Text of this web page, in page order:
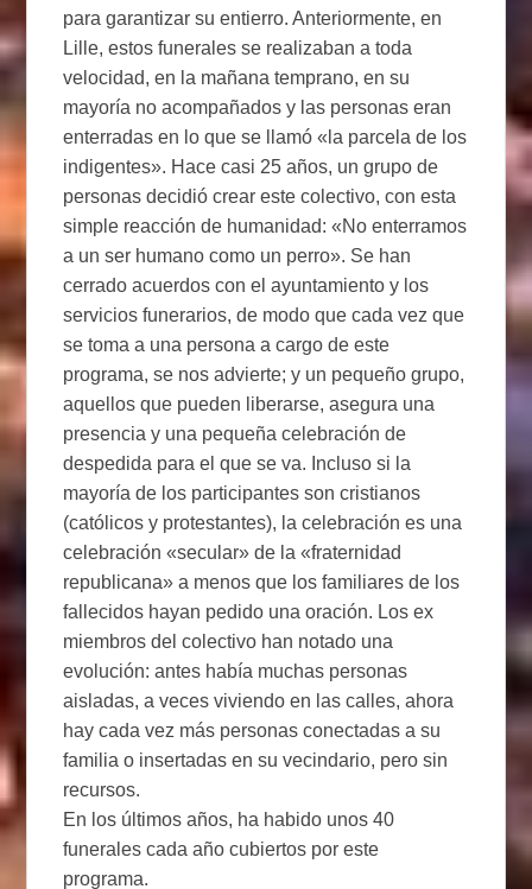
para garantizar su entierro. Anteriormente, en
Lille, estos funerales se realizaban a toda
velocidad, en la mañana temprano, en su
mayoría no acompañados y las personas eran
enterradas en lo que se llamó «la parcela de los
indigentes». Hace casi 25 años, un grupo de
personas decidió crear este colectivo, con esta
simple reacción de humanidad: «No enterramos
a un ser humano como un perro». Se han
cerrado acuerdos con el ayuntamiento y los
servicios funerarios, de modo que cada vez que
se toma a una persona a cargo de este
programa, se nos advierte; y un pequeño grupo,
aquellos que pueden liberarse, asegura una
presencia y una pequeña celebración de
despedida para el que se va. Incluso si la
mayoría de los participantes son cristianos
(católicos y protestantes), la celebración es una
celebración «secular» de la «fraternidad
republicana» a menos que los familiares de los
fallecidos hayan pedido una oración. Los ex
miembros del colectivo han notado una
evolución: antes había muchas personas
aisladas, a veces viviendo en las calles, ahora
hay cada vez más personas conectadas a su
familia o insertadas en su vecindario, pero sin
recursos.
En los últimos años, ha habido unos 40
funerales cada año cubiertos por este
programa.